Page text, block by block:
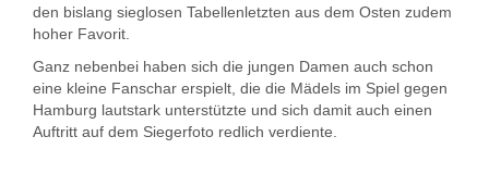
den bislang sieglosen Tabellenletzten aus dem Osten zudem
hoher Favorit.
Ganz nebenbei haben sich die jungen Damen auch schon
eine kleine Fanschar erspielt, die die Mädels im Spiel gegen
Hamburg lautstark unterstützte und sich damit auch einen
Auftritt auf dem Siegerfoto redlich verdiente.